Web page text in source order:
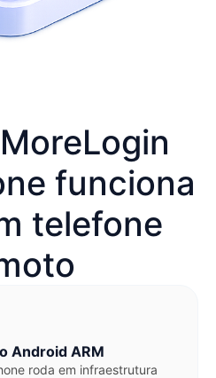
funciona
telefone
Android ARM
roda em infraestrutura